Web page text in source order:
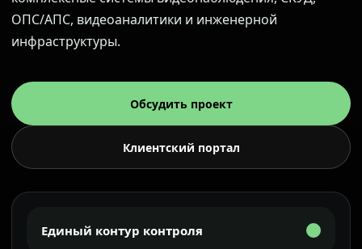
ОПС/АПС, видеоаналитики и инженерной
инфраструктуры.
Обсудить проект
Клиентский портал
Единый контур контроля